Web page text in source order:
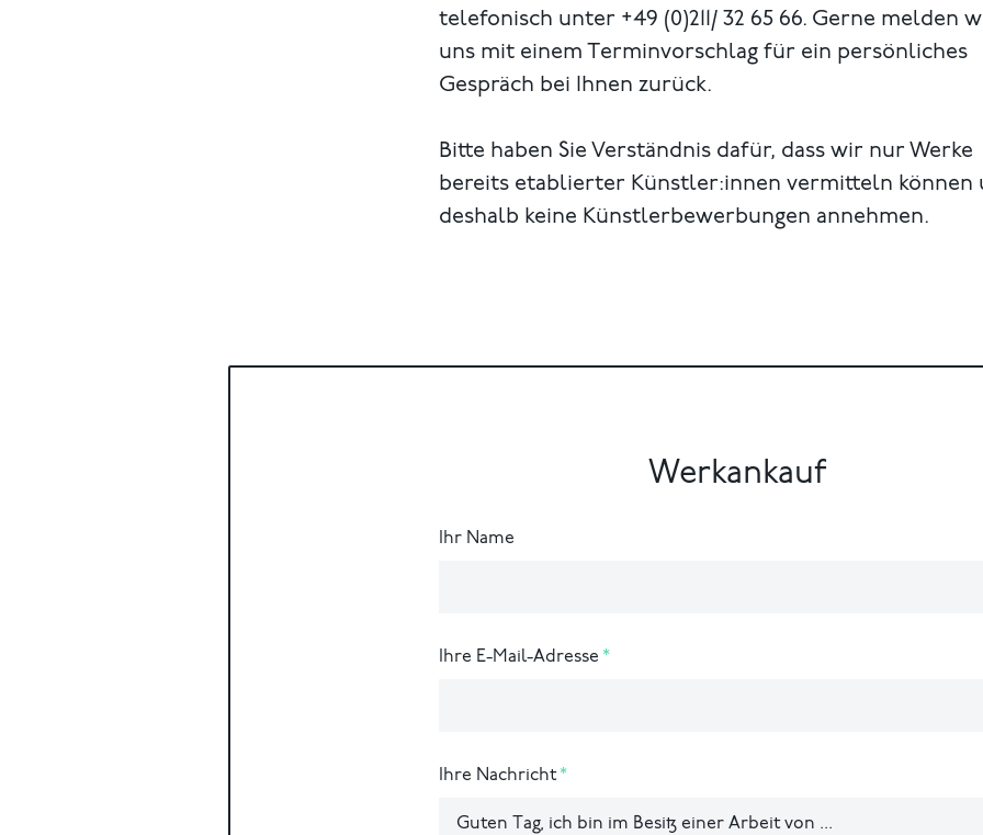
telefonisch unter +49 (0)211/ 32 65 66. Gerne melden
uns mit einem Terminvorschlag für ein persönliches
Gespräch bei Ihnen zurück.
Bitte haben Sie Verständnis dafür, dass wir nur Werke
bereits etablierter Künstler:innen vermitteln können
deshalb keine Künstlerbewerbungen annehmen.
Werkankauf
Ihr Name
Ihre E-Mail-Adresse
Ihre Nachricht